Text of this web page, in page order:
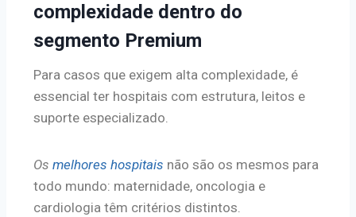
complexidade dentro do
segmento Premium
Para casos que exigem alta complexidade, é
essencial ter hospitais com estrutura, leitos e
suporte especializado.
Os melhores hospitais não são os mesmos para
todo mundo: maternidade, oncologia e
cardiologia têm critérios distintos.